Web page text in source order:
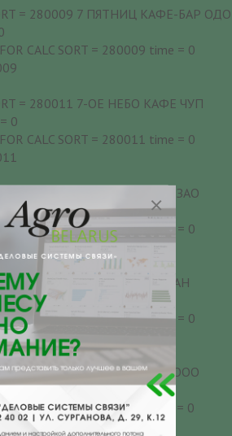
= 280009 7 ПЯТНИЦ КАФЕ-БАР ОДО
CALC SORT = 280009 time = 0
= 280011 7-ОЕ НЕБО КАФЕ ЧУП
0
CALC SORT = 280011 time = 0
= 280013 10-Я РОТА КАФЕ ЗАО
CALC SORT = 280013 time = 0
= 280015 ХIХ ВЕК РЕСТОРАН
time = 0
CALC SORT = 280015 time = 0
= 280017 101 ЭТАЖ КАФЕ ООО
CALC SORT = 280017 time = 0